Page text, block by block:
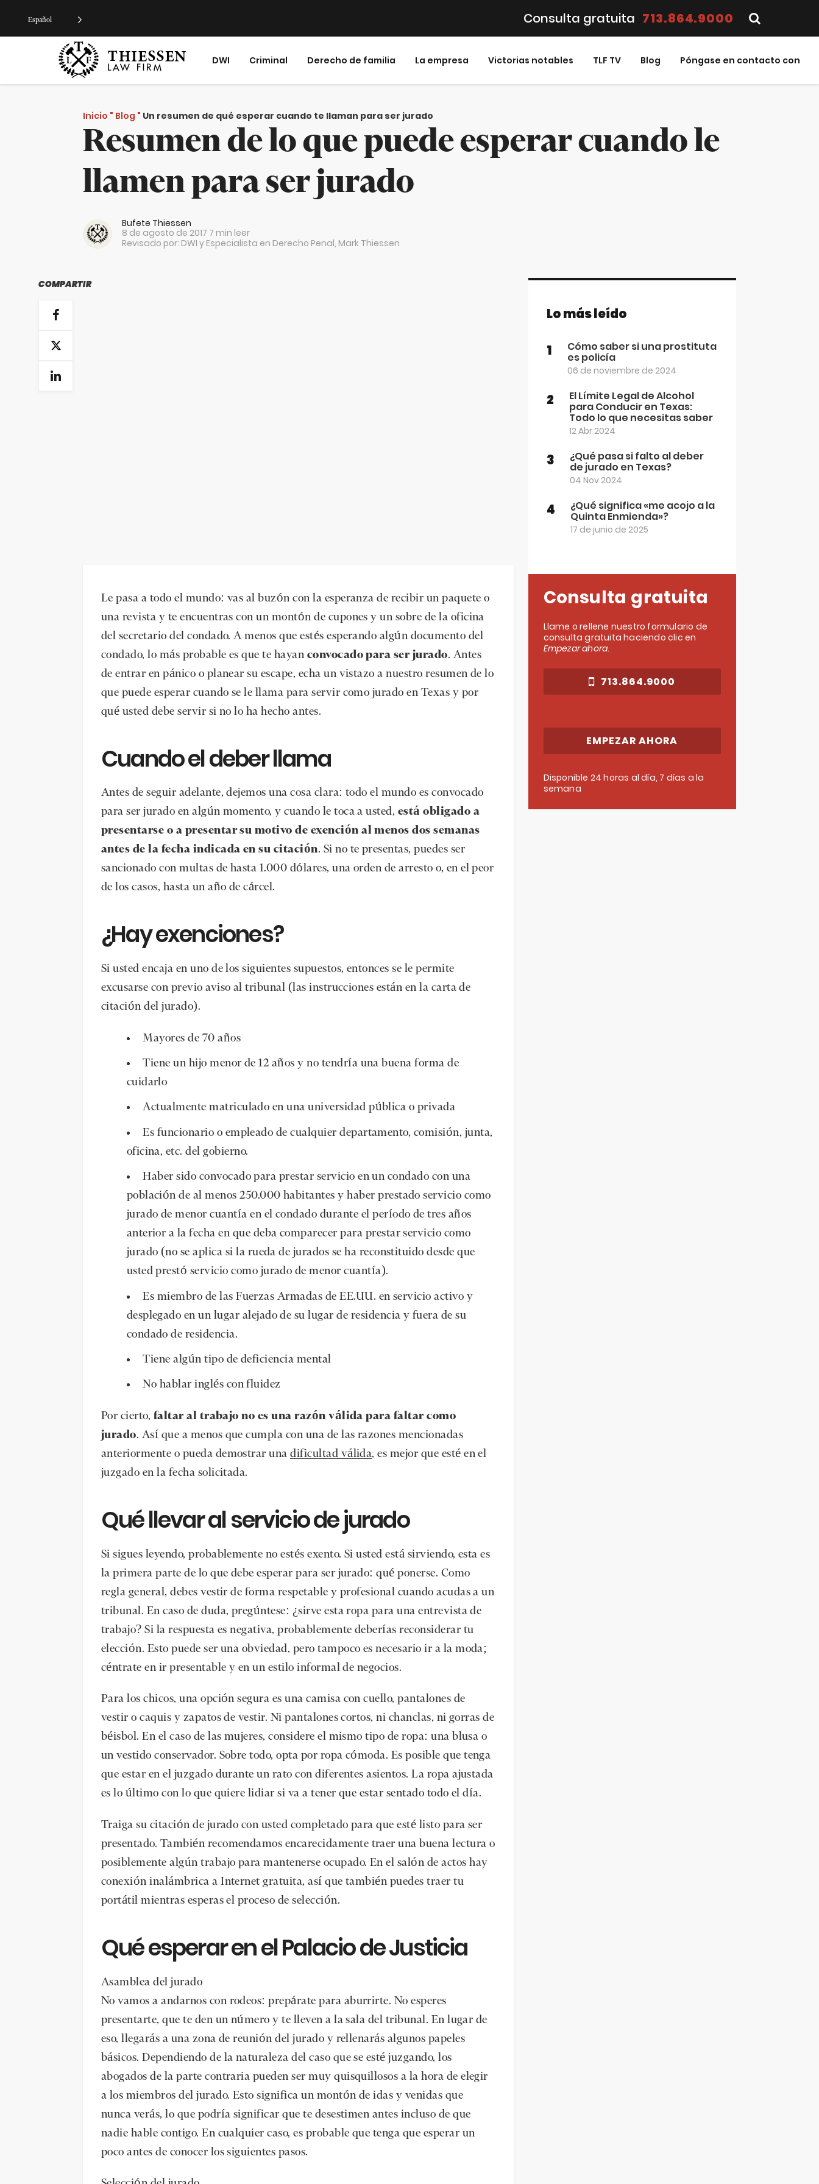
Consulta gratuita 713.864.9000
DWI Criminal Derecho de familia La empresa Victorias notables TLF TV Blog Póngase en contacto con
Inicio " Blog " Un resumen de qué esperar cuando te llaman para ser jurado
Resumen de lo que puede esperar cuando le
llamen para ser jurado
Bufete Thiessen
8 de agosto de 2017 7 min leer
Revisado por: DWI y Especialista en Derecho Penal, Mark Thiessen
COMPARTIR
Le pasa a todo el mundo: vas al buzón con la esperanza de recibir un paquete o
una revista y te encuentras con un montón de cupones y un sobre de la oficina
del secretario del condado. A menos que estés esperando algún documento del
condado, lo más probable es que te hayan convocado para ser jurado. Antes
de entrar en pánico o planear su escape, echa un vistazo a nuestro resumen de lo
que puede esperar cuando se le llama para servir como jurado en Texas y por
qué usted debe servir si no lo ha hecho antes.
Cuando el deber llama
Antes de seguir adelante, dejemos una cosa clara: todo el mundo es convocado
para ser jurado en algún momento, y cuando le toca a usted, está obligado a
presentarse o a presentar su motivo de exención al menos dos semanas
antes de la fecha indicada en su citación. Si no te presentas, puedes ser
sancionado con multas de hasta 1.000 dólares, una orden de arresto o, en el peor
de los casos, hasta un año de cárcel.
¿Hay exenciones?
Si usted encaja en uno de los siguientes supuestos, entonces se le permite
excusarse con previo aviso al tribunal (las instrucciones están en la carta de
citación del jurado).
Mayores de 70 años
Tiene un hijo menor de 12 años y no tendría una buena forma de
cuidarlo
Actualmente matriculado en una universidad pública o privada
Es funcionario o empleado de cualquier departamento, comisión, junta,
oficina, etc. del gobierno.
Haber sido convocado para prestar servicio en un condado con una
población de al menos 250.000 habitantes y haber prestado servicio como
jurado de menor cuantía en el condado durante el período de tres años
anterior a la fecha en que deba comparecer para prestar servicio como
jurado (no se aplica si la rueda de jurados se ha reconstituido desde que
usted prestó servicio como jurado de menor cuantía).
Es miembro de las Fuerzas Armadas de EE.UU. en servicio activo y
desplegado en un lugar alejado de su lugar de residencia y fuera de su
condado de residencia.
Tiene algún tipo de deficiencia mental
No hablar inglés con fluidez
Por cierto, faltar al trabajo no es una razón válida para faltar como
jurado. Así que a menos que cumpla con una de las razones mencionadas
anteriormente o pueda demostrar unadificultad válida, es mejor que esté en el
juzgado en la fecha solicitada.
Qué llevar al servicio de jurado
Si sigues leyendo, probablemente no estés exento. Si usted está sirviendo, esta es
la primera parte de lo que debe esperar para ser jurado: qué ponerse. Como
regla general, debes vestir de forma respetable y profesional cuando acudas a un
tribunal. En caso de duda, pregúntese: ¿sirve esta ropa para una entrevista de
trabajo? Si la respuesta es negativa, probablemente deberías reconsiderar tu
elección. Esto puede ser una obviedad, pero tampoco es necesario ir a la moda;
céntrate en ir presentable y en un estilo informal de negocios.
Para los chicos, una opción segura es una camisa con cuello, pantalones de
vestir o caquis y zapatos de vestir. Ni pantalones cortos, ni chanclas, ni gorras de
béisbol. En el caso de las mujeres, considere el mismo tipo de ropa: una blusa o
un vestido conservador. Sobre todo, opta por ropa cómoda. Es posible que tenga
que estar en el juzgado durante un rato con diferentes asientos. La ropa ajustada
es lo último con lo que quiere lidiar si va a tener que estar sentado todo el día.
Traiga su citación de jurado con usted completado para que esté listo para ser
presentado. También recomendamos encarecidamente traer una buena lectura o
posiblemente algún trabajo para mantenerse ocupado. En el salón de actos hay
conexión inalámbrica a Internet gratuita, así que también puedes traer tu
portátil mientras esperas el proceso de selección.
Qué esperar en el Palacio de Justicia
Asamblea del jurado
No vamos a andarnos con rodeos: prepárate para aburrirte. No esperes
presentarte, que te den un número y te lleven a la sala del tribunal. En lugar de
eso, llegarás a una zona de reunión del jurado y rellenarás algunos papeles
básicos. Dependiendo de la naturaleza del caso que se esté juzgando, los
abogados de la parte contraria pueden ser muy quisquillosos a la hora de elegir
a los miembros del jurado. Esto significa un montón de idas y venidas que
nunca verás, lo que podría significar que te desestimen antes incluso de que
nadie hable contigo. En cualquier caso, es probable que tenga que esperar un
poco antes de conocer los siguientes pasos.
Lo más leído
1 Cómo saber si una prostituta
es policía
06 de noviembre de 2024
2 El Límite Legal de Alcohol
para Conducir en Texas:
Todo lo que necesitas saber
12 Abr 2024
3 ¿Qué pasa si falto al deber
de jurado en Texas?
04 Nov 2024
4 ¿Qué significa «me acojo a la
Quinta Enmienda»?
17 de junio de 2025
Consulta gratuita
Llame o rellene nuestro formulario de
consulta gratuita haciendo clic en
Empezar ahora.
713.864.9000
EMPEZAR AHORA
Disponible 24 horas al día, 7 días a la
semana
Español